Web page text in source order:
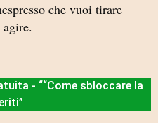
che vuoi tirare
- ““Come sbloccare la